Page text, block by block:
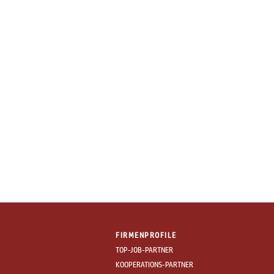
FIRMENPROFILE
TOP-JOB-PARTNER
KOOPERATIONS-PARTNER